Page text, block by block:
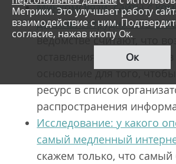
Минкомсвязи: сайты с
должны сотрудничать с
ведомстве считают, что
оставления комментариев
основание для того, чтобы
ресурс в список
распространения
Исследование: у какого
самый медленный
скажем только, что
Метрики. Это улучшает работу
взаимодействие с ним.
согласие, нажав кнопу Ок.
Ок